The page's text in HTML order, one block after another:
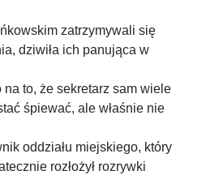
zatrzymywali się
dziwiła ich panująca w
na to, że sekretarz sam wiele
śpiewać, ale właśnie nie
oddziału miejskiego, który
rozłożył rozrywki